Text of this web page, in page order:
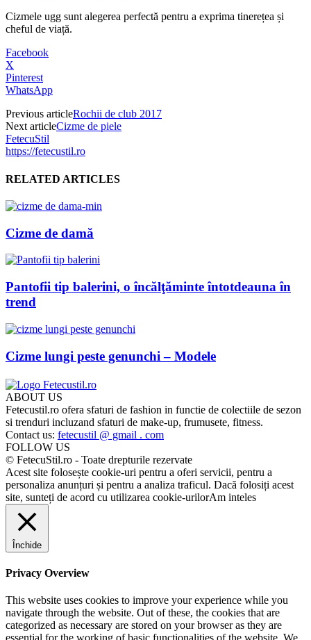
Cizmele ugg sunt alegerea perfectă pentru a exprima tinerețea și
cheful de viață.
Facebook
X
Pinterest
WhatsApp
Previous articleRochii de club 2017
Next articleCizme de piele
FetecuStil
https://fetecustil.ro
RELATED ARTICLES
Cizme de damă
Pantofii tip balerini, o încălţăminte întotdeauna în
trend
Cizme lungi peste genunchi – Modele
ABOUT US
Fetecustil.ro ofera sfaturi de fashion in functie de colectiile de sezon
si trenduri incluzand sfaturi de make-up, frumusete, fitness.
Contact us: fetecustil @ gmail . com
FOLLOW US
© FetecuStil.ro - Toate drepturile rezervate
Acest site folosește cookie-uri pentru a oferi servicii, pentru a
personaliza anunțuri și pentru a analiza traficul. Dacă folosiți acest
site, sunteți de acord cu utilizarea cookie-urilorAm inteles
Închide
Privacy Overview
This website uses cookies to improve your experience while you
navigate through the website. Out of these, the cookies that are
categorized as necessary are stored on your browser as they are